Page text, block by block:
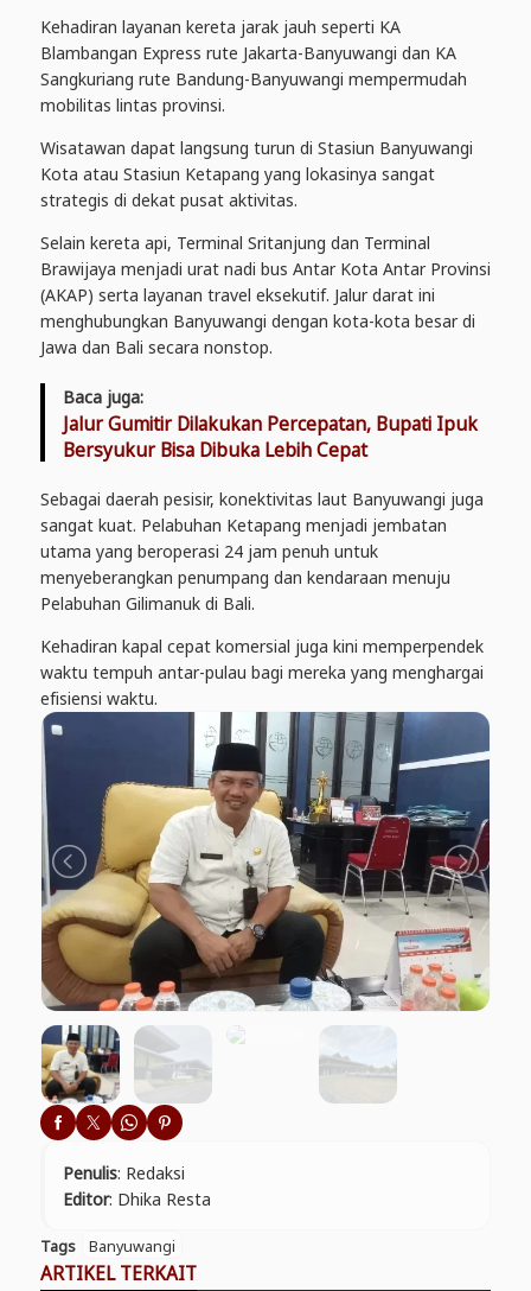
Kehadiran layanan kereta jarak jauh seperti KA
Blambangan Express rute Jakarta-Banyuwangi dan KA
Sangkuriang rute Bandung-Banyuwangi mempermudah
mobilitas lintas provinsi.
Wisatawan dapat langsung turun di Stasiun Banyuwangi
Kota atau Stasiun Ketapang yang lokasinya sangat
strategis di dekat pusat aktivitas.
Selain kereta api, Terminal Sritanjung dan Terminal
Brawijaya menjadi urat nadi bus Antar Kota Antar Provinsi
(AKAP) serta layanan travel eksekutif. Jalur darat ini
menghubungkan Banyuwangi dengan kota-kota besar di
Jawa dan Bali secara nonstop.
Baca juga:
Jalur Gumitir Dilakukan Percepatan, Bupati Ipuk
Bersyukur Bisa Dibuka Lebih Cepat
Sebagai daerah pesisir, konektivitas laut Banyuwangi juga
sangat kuat. Pelabuhan Ketapang menjadi jembatan
utama yang beroperasi 24 jam penuh untuk
menyeberangkan penumpang dan kendaraan menuju
Pelabuhan Gilimanuk di Bali.
Kehadiran kapal cepat komersial juga kini memperpendek
waktu tempuh antar-pulau bagi mereka yang menghargai
efisiensi waktu.
Penulis: Redaksi
Editor: Dhika Resta
Tags Banyuwangi
ARTIKEL TERKAIT